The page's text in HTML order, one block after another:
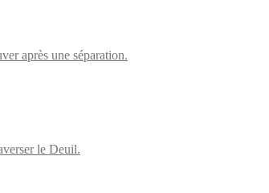
après une séparation.
le Deuil.